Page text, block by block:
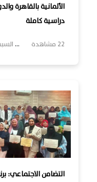
الألمانية بالقاهرة
دراسية كاملة
22 مشاهدة ... السبت 8
التضامن الاجتماعي: